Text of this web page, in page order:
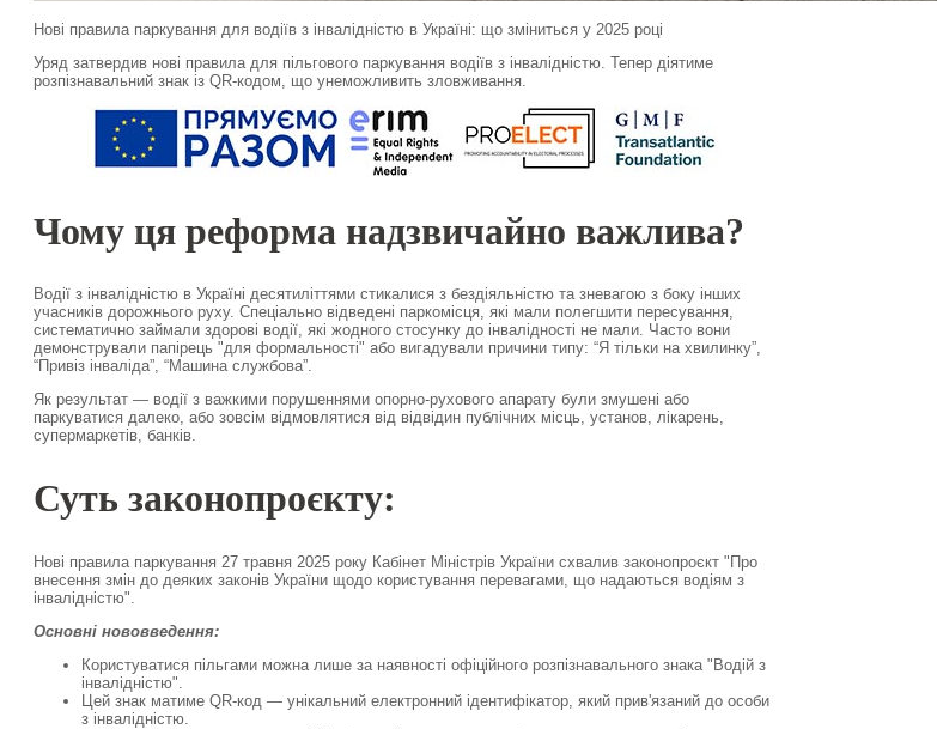
Нові правила паркування для водіїв з інвалідністю в Україні: що зміниться у 2025 році
Уряд затвердив нові правила для пільгового паркування водіїв з інвалідністю. Тепер діятиме
розпізнавальний знак із QR-кодом, що унеможливить зловживання.
Чому ця реформа надзвичайно важлива?
Водії з інвалідністю в Україні десятиліттями стикалися з бездіяльністю та зневагою з боку інших
учасників дорожнього руху. Спеціально відведені паркомісця, які мали полегшити пересування,
систематично займали здорові водії, які жодного стосунку до інвалідності не мали. Часто вони
демонстрували папірець "для формальності" або вигадували причини типу: “Я тільки на хвилинку”,
“Привіз інваліда”, “Машина службова”.
Як результат — водії з важкими порушеннями опорно-рухового апарату були змушені або
паркуватися далеко, або зовсім відмовлятися від відвідин публічних місць, установ, лікарень,
супермаркетів, банків.
Суть законопроєкту:
Нові правила паркування 27 травня 2025 року Кабінет Міністрів України схвалив законопроєкт "Про
внесення змін до деяких законів України щодо користування перевагами, що надаються водіям з
інвалідністю".
Основні нововведення:
Користуватися пільгами можна лише за наявності офіційного розпізнавального знака "Водій з
інвалідністю".
Цей знак матиме QR-код — унікальний електронний ідентифікатор, який прив'язаний до особи
з інвалідністю.